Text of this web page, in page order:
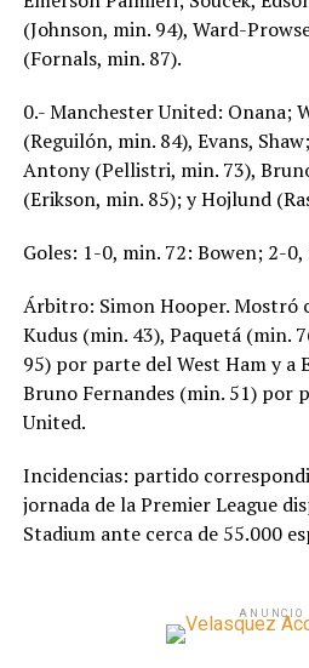
(Johnson, min. 94), Ward-
(Fornals, min. 87).
0.- Manchester United: Onana;
(Reguilón, min. 84), Evans,
Antony (Pellistri, min. 73),
(Erikson, min. 85); y Hojlund
Goles: 1-0, min. 72: Bowen; 2-
Árbitro: Simon Hooper. Mostró
Kudus (min. 43), Paquetá (min.
95) por parte del West Ham y a
Bruno Fernandes (min. 51) por
United.
Incidencias: partido
jornada de la Premier League
Stadium ante cerca de 55.000
ANUNCIO